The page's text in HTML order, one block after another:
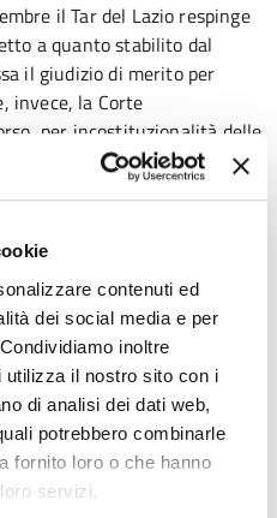
contenuti ed
dei social media e per
inoltre
utilizza il nostro sito con i
di analisi dei dati web,
potrebbero combinarle
fornito loro o che hanno
servizi.
il Tar del Lazio respinge
a quanto stabilito dal
il giudizio di merito per
invece, la Corte
per incostituzionalità delle
settembre e dà il via libera
partono anche i
le due conferenze zonali a
così come riporta la
Montana Lunigiana,
Bonomi di Fosdinovo con
di Carrara e in